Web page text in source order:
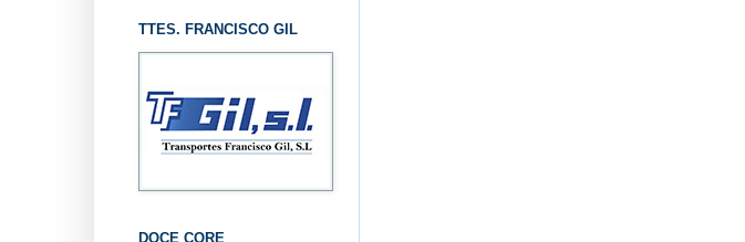
TTES. FRANCISCO GIL
DOCE CORE